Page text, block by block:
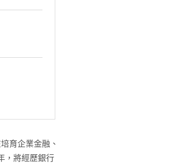
育企業金融、
，將經歷銀行